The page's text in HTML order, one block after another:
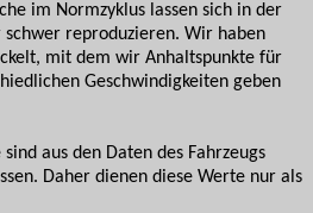
im Normzyklus lassen sich in der
reproduzieren. Wir haben
mit dem wir Anhaltspunkte für
Geschwindigkeiten geben
aus den Daten des Fahrzeugs
Daher dienen diese Werte nur als